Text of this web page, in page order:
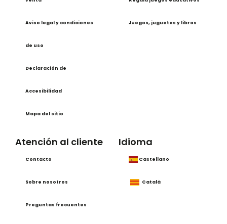
Aviso legal y condiciones
de uso
Declaración de
Accesibilidad
Mapa del sitio
Juegos, juguetes y libros
Atención al cliente
Contacto
Sobre nosotros
Preguntas frecuentes
Idioma
Castellano
Català